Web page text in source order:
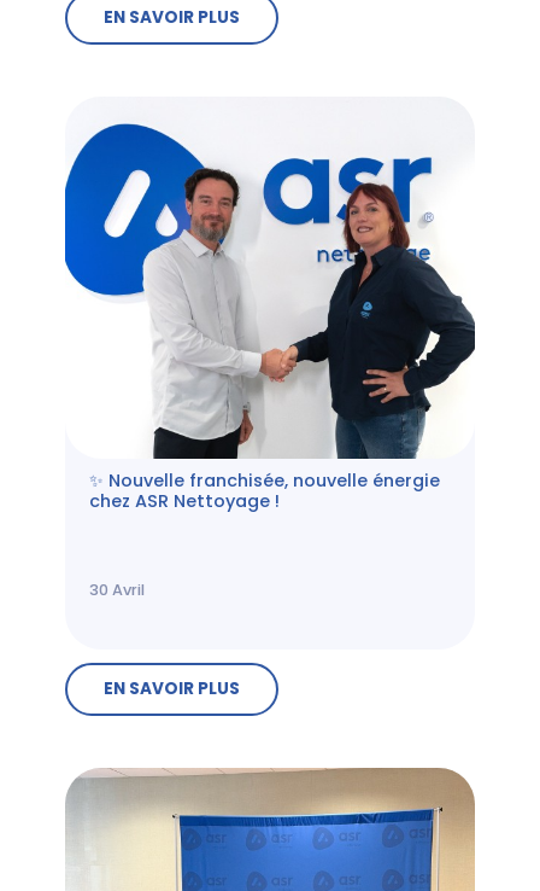
EN SAVOIR PLUS
✨ Nouvelle franchisée, nouvelle énergie
chez ASR Nettoyage !
30 Avril
EN SAVOIR PLUS